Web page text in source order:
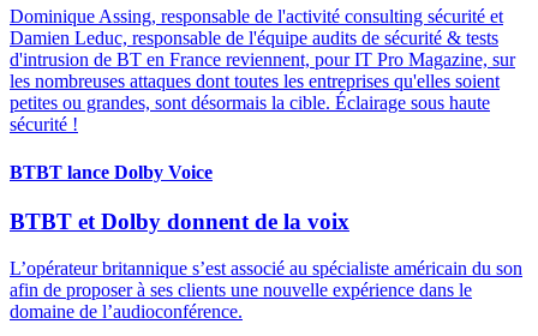
Dominique Assing, responsable de l'activité consulting sécurité et
Damien Leduc, responsable de l'équipe audits de sécurité & tests
d'intrusion de BT en France reviennent, pour IT Pro Magazine, sur
les nombreuses attaques dont toutes les entreprises qu'elles soient
petites ou grandes, sont désormais la cible. Éclairage sous haute
sécurité !
BTBT lance Dolby Voice
BTBT et Dolby donnent de la voix
L’opérateur britannique s’est associé au spécialiste américain du son
afin de proposer à ses clients une nouvelle expérience dans le
domaine de l’audioconférence.